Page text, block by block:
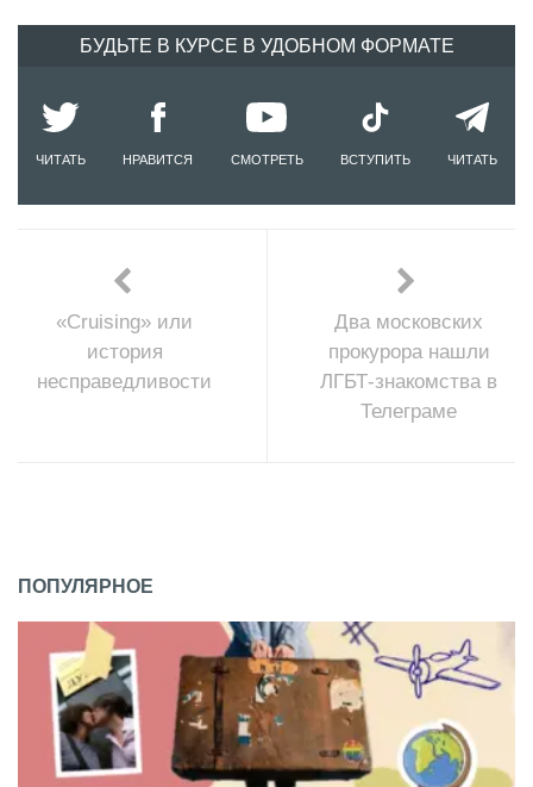
БУДЬТЕ В КУРСЕ В УДОБНОМ ФОРМАТЕ
ЧИТАТЬ НРАВИТСЯ СМОТРЕТЬ ВСТУПИТЬ ЧИТАТЬ
«Cruising» или
история
несправедливости
Два московских
прокурора нашли
ЛГБТ-знакомства в
Телеграме
ПОПУЛЯРНОЕ